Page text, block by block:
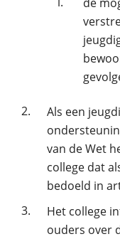
de
2.
Als een
van de Wet
college dat
bedoeld in
3.
Het college
ouders over